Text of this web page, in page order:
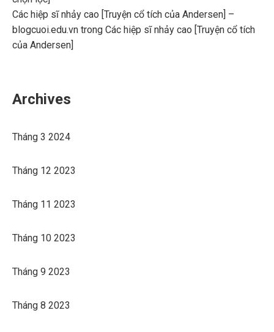
Các hiệp sĩ nhảy cao [Truyện cổ tích của Andersen] –
blogcuoi.edu.vn trong Các hiệp sĩ nhảy cao [Truyện cổ tích
của Andersen]
Archives
Tháng 3 2024
Tháng 12 2023
Tháng 11 2023
Tháng 10 2023
Tháng 9 2023
Tháng 8 2023